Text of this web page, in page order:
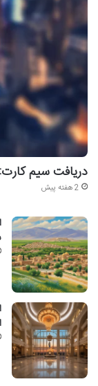
دریافت سیم
2 هفته پیش